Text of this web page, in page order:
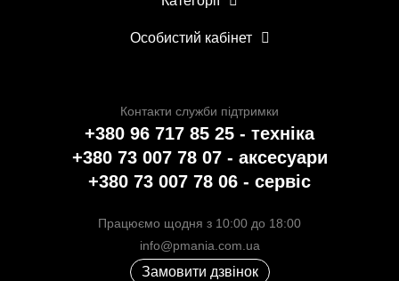
Особистий кабінет
Контакти служби підтримки
+380 96 717 85 25 - техніка
+380 73 007 78 07 - аксесуари
+380 73 007 78 06 - сервіс
Працюємо щодня з 10:00 до 18:00
info@pmania.com.ua
Замовити дзвінок